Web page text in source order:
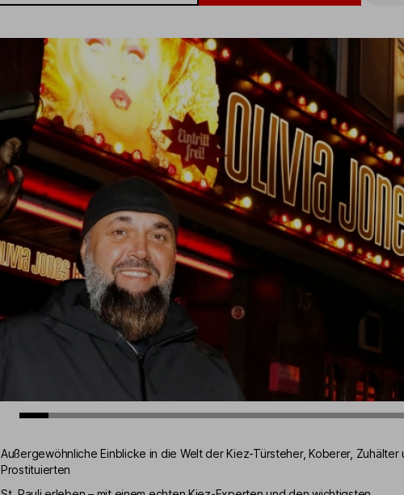
Außergewöhnliche Einblicke in die Welt der Kiez-Türsteher, Koberer, Zuhälter
Prostituierten